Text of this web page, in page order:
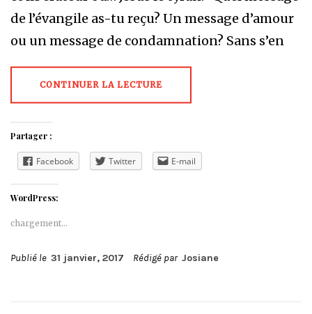
de l’évangile as-tu reçu? Un message d’amour
ou un message de condamnation? Sans s’en
CONTINUER LA LECTURE
Partager :
Facebook Twitter E-mail
WordPress:
chargement…
Publié le 31 janvier, 2017 Rédigé par Josiane